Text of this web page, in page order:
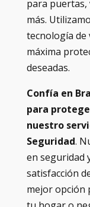
para puertas,
más.
tecnología
máxima
deseadas.
Confía en
para
nuestro
Seguridad.
en seguridad
satisfacción
mejor opción